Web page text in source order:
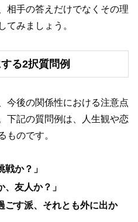
相手の答えだけでなくその理
てみましょう。
る2択質問例
今後の関係性における注意点
下記の質問例は、人生観や恋
ものです。
戦か？」
、友人か？」
ごす派、それとも外に出か